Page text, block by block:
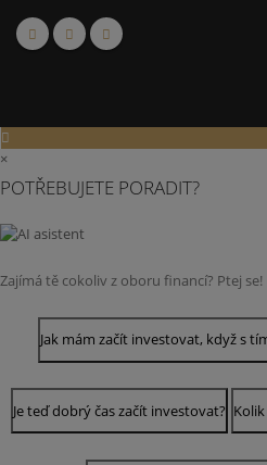
×
POTŘEBUJETE PORADIT?
Zajímá tě cokoliv z oboru financí? Ptej se!
Jak mám začít investovat, když s
Je teď dobrý čas začít investovat?